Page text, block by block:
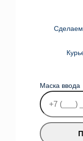
Сделаем
Маска ввода